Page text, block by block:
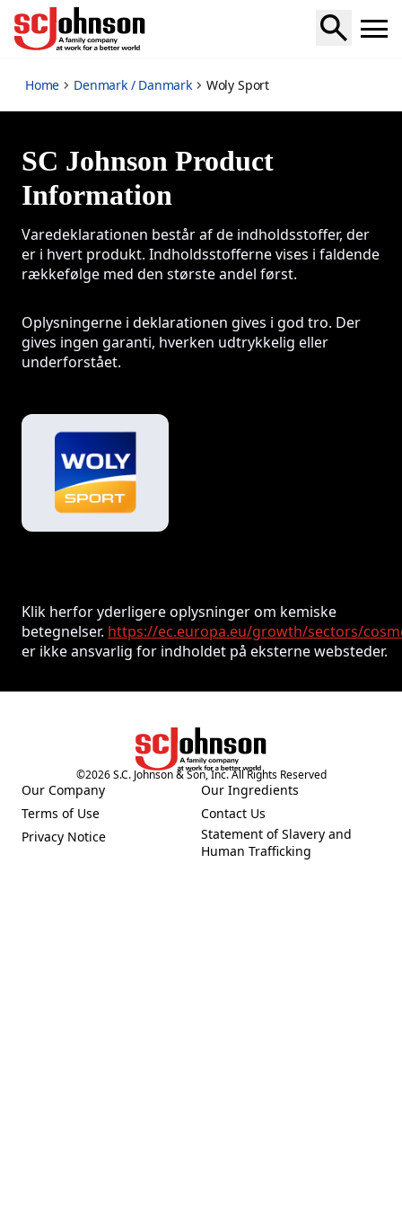
Woly Sport
Home Denmark / Danmark Woly Sport
SC Johnson Product
Information
Varedeklarationen består af de indholdsstoffer, der
er i hvert produkt. Indholdsstofferne vises i faldende
rækkefølge med den største andel først.
Oplysningerne i deklarationen gives i god tro. Der
gives ingen garanti, hverken udtrykkelig eller
underforstået.
Klik herfor yderligere oplysninger om kemiske
betegnelser. https://ec.europa.eu/growth/sectors/
er ikke ansvarlig for indholdet på eksterne websteder.
©2026S.C. Johnson & Son, Inc. All Rights Reserved
Our Company
(Opens in a new tab)
Terms of Use
(Opens in a new tab)
Privacy Notice
(Opens in a new tab)
Our Ingredients
(Opens in a new tab)
Contact Us
(Opens in a new tab)
Statement of Slavery and
Human Trafficking
(Opens in a new tab)